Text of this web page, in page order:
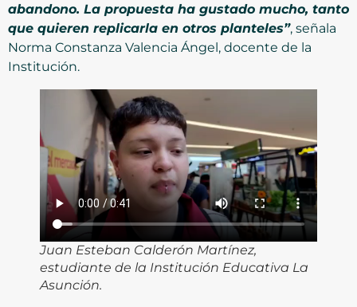
abandono. La propuesta ha gustado mucho, tanto
que quieren replicarla en otros planteles”, señala
Norma Constanza Valencia Ángel, docente de la
Institución.
Juan Esteban Calderón Martínez,
estudiante de la Institución Educativa La
Asunción.